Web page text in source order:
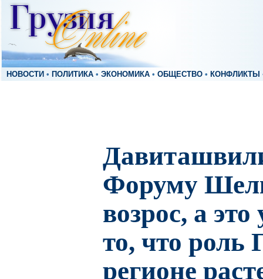
НОВОСТИ • ПОЛИТИКА • ЭКОНОМИКА • ОБЩЕСТВО • КОНФЛИКТЫ
Форуму
возрос, а
то, что роль
регионе